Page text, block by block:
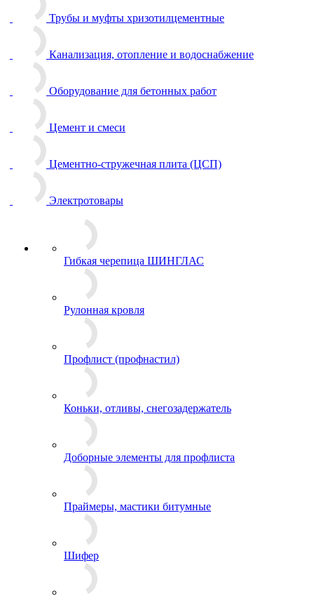
Трубы и муфты хризотилцементные
Канализация, отопление и водоснабжение
Оборудование для бетонных работ
Цемент и смеси
Цементно-стружечная плита (ЦСП)
Электротовары
Гибкая черепица ШИНГЛАС
Рулонная кровля
Профлист (профнастил)
Коньки, отливы, снегозадержатель
Доборные элементы для профлиста
Праймеры, мастики битумные
Шифер